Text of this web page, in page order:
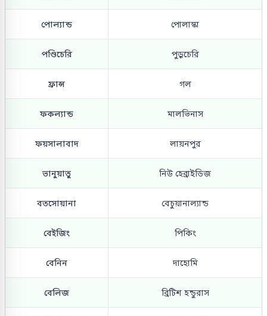
পোল্যান্ড পোলাস্কা
পণ্ডিচেরি পুড়ুচেরি
ফ্রান্স গল
ফকল্যান্ড মালভিনাস
ফয়সালাবাদ লায়নপুর
ভানুয়াতু নিউ হেব্রাইডিজ
বতসোয়ানা বেচুয়ানাল্যান্ড
বেইজিং পিকিং
বেনিন দাহোমি
বেলিজ ব্রিটিশ হন্ডুরাস